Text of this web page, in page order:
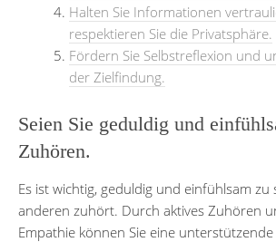
Halten Sie Informationen
respektieren Sie die Privatsphäre.
Fördern Sie Selbstreflexion und
der Zielfindung.
Seien Sie geduldig und
Zuhören.
Es ist wichtig, geduldig und einfühlsam zu
anderen zuhört. Durch aktives Zuhören
Empathie können Sie eine